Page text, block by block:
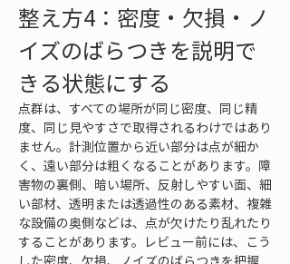
整え方4：密度・欠損・ノ
イズのばらつきを説明で
きる状態にする
点群は、すべての場所が同じ密度、同じ精
度、同じ見やすさで取得されるわけではあり
ません。計測位置から近い部分は点が細か
く、遠い部分は粗くなることがあります。障
害物の裏側、暗い場所、反射しやすい面、細
い部材、透明または透過性のある素材、複雑
な設備の奥側などは、点が欠けたり乱れたり
することがあります。レビュー前には、こう
した密度、欠損、ノイズのばらつきを把握